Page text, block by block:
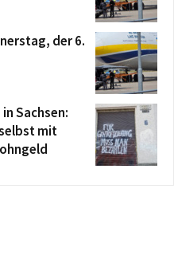
der 6.
Sachsen:
mit